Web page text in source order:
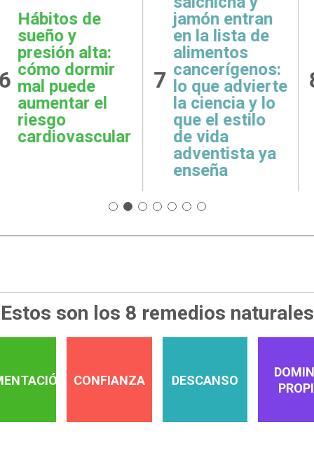
entran
de
advierte
y lo
estilo
ya
8
realistas:
cómo definir
objetivos
posibles y
cuidar la salud
emocional
9
qué
la
Estos son los 8 remedios naturales
CONFIANZA DESCANSO